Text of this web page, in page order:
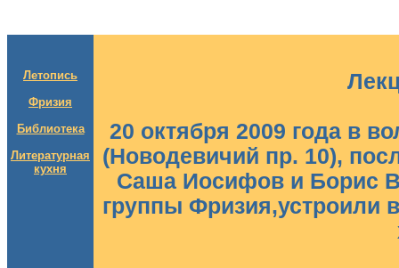
Летопись
Фризия
Библиотека
Литературная
кухня
20 октября 2009 года в
(Новодевичий пр. 10),
Саша Иосифов и Борис
группы Фризия,устроили